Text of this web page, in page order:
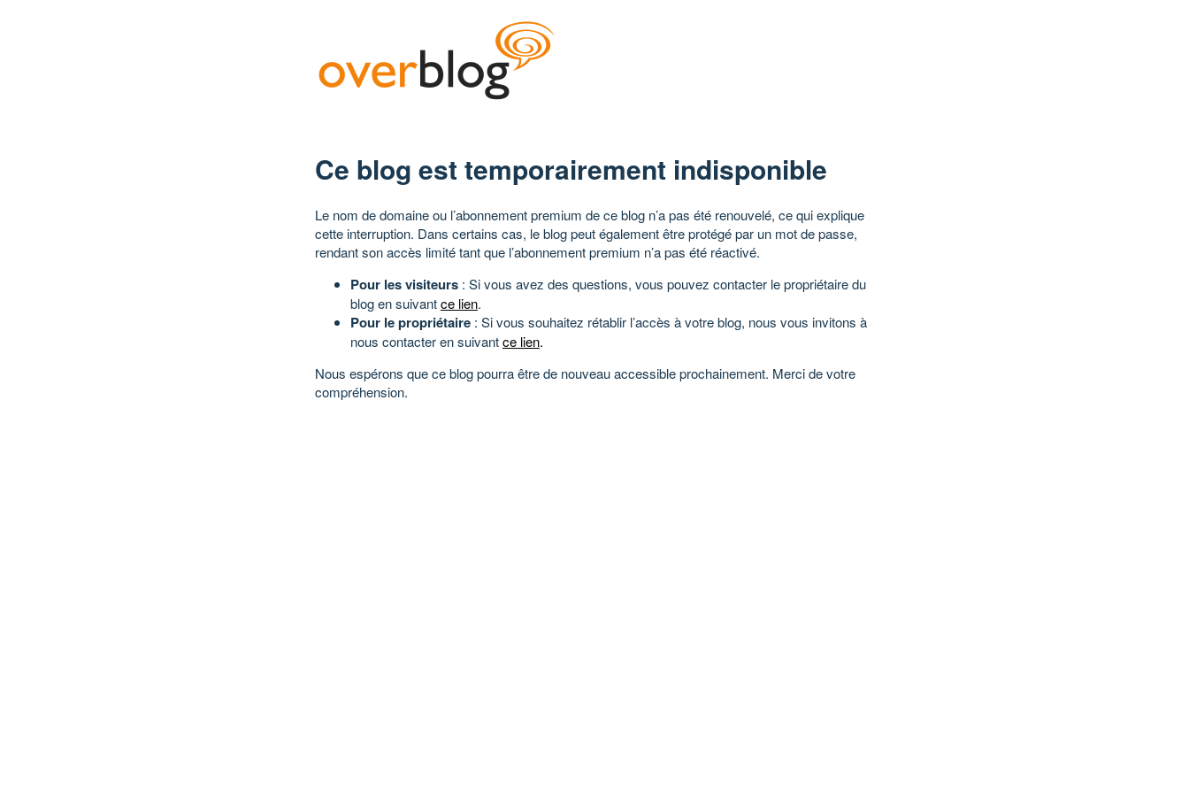
Ce blog est temporairement indisponible
Le nom de domaine ou l’abonnement premium de ce blog n’a pas été renouvelé, ce qui explique
cette interruption. Dans certains cas, le blog peut également être protégé par un mot de passe,
rendant son accès limité tant que l’abonnement premium n’a pas été réactivé.
Pour les visiteurs : Si vous avez des questions, vous pouvez contacter le propriétaire du
blog en suivantce lien.
Pour le propriétaire : Si vous souhaitez rétablir l’accès à votre blog, nous vous invitons à
nous contacter en suivantce lien.
Nous espérons que ce blog pourra être de nouveau accessible prochainement. Merci de votre
compréhension.